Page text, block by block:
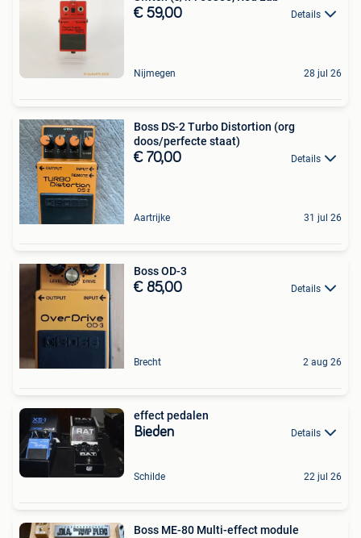
€ 59,00 Details
Nijmegen 28 jul 26
Boss DS-2 Turbo Distortion (org
doos/perfecte staat)
€ 70,00 Details
Aartrijke 31 jul 26
Boss OD-3
€ 85,00 Details
Brecht 2 aug 26
effect pedalen
Bieden Details
Schilde 22 jul 26
Boss ME-80 Multi-effect module